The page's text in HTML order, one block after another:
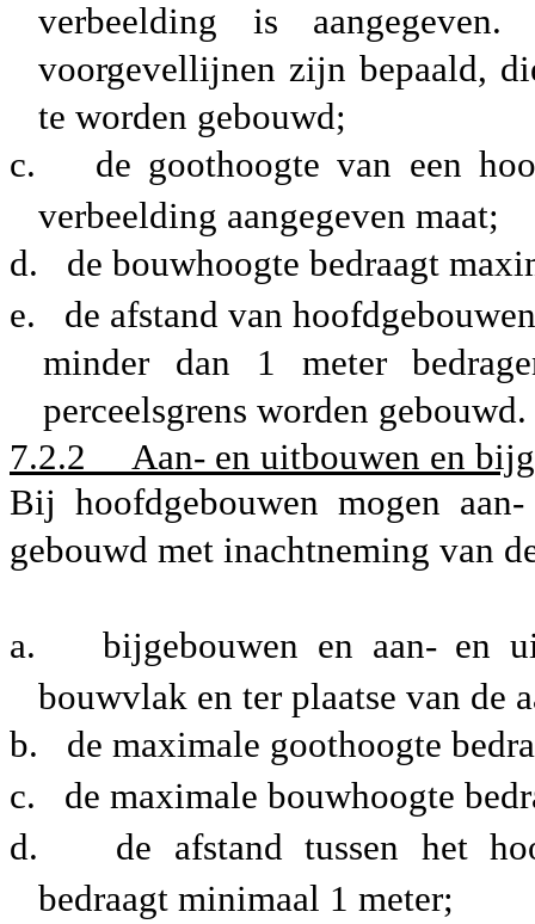
verbeelding is
voorgevellijnen zijn bepaald,
te worden gebouwd;
c.
de goothoogte van een
verbeelding aangegeven maat;
d.
de bouwhoogte bedraagt
e. de afstand van
minder dan 1 meter
perceelsgrens worden gebouwd.
7.2.2 Aan- en uitbouwen en
Bij hoofdgebouwen mogen
gebouwd met inachtneming van
a.
bijgebouwen en aan- en
bouwvlak en ter plaatse van de
b.
de maximale goothoogte
c.
de maximale bouwhoogte
d.
de afstand tussen het
bedraagt minimaal 1 meter;